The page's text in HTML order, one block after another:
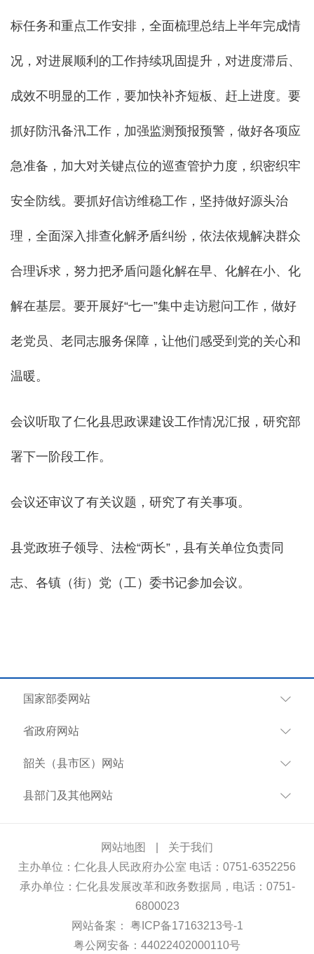
标任务和重点工作安排，全面梳理总结上半年完成情
况，对进展顺利的工作持续巩固提升，对进度滞后、
成效不明显的工作，要加快补齐短板、赶上进度。要
抓好防汛备汛工作，加强监测预报预警，做好各项应
急准备，加大对关键点位的巡查管护力度，织密织牢
安全防线。要抓好信访维稳工作，坚持做好源头治
理，全面深入排查化解矛盾纠纷，依法依规解决群众
合理诉求，努力把矛盾问题化解在早、化解在小、化
解在基层。要开展好“七一”集中走访慰问工作，做好
老党员、老同志服务保障，让他们感受到党的关心和
温暖。
会议听取了仁化县思政课建设工作情况汇报，研究部
署下一阶段工作。
会议还审议了有关议题，研究了有关事项。
县党政班子领导、法检“两长”，县有关单位负责同
志、各镇（街）党（工）委书记参加会议。
国家部委网站
省政府网站
韶关（县市区）网站
县部门及其他网站
网站地图
关于我们
主办单位：仁化县人民政府办公室 电话：0751-6352256
承办单位：仁化县发展改革和政务数据局，电话：0751-
6800023
网站备案： 粤ICP备17163213号-1
粤公网安备：44022402000110号